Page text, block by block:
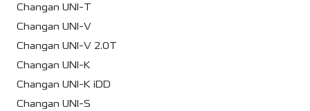
Changan UNI-T
Changan UNI-V
Changan UNI-V 2.0T
Changan UNI-K
Changan UNI-K iDD
Changan UNI-S